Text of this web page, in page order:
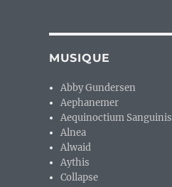
MUSIQUE
Abby Gundersen
Aephanemer
Aequinoctium Sanguinis
Alnea
Alwaid
Aythis
Collapse